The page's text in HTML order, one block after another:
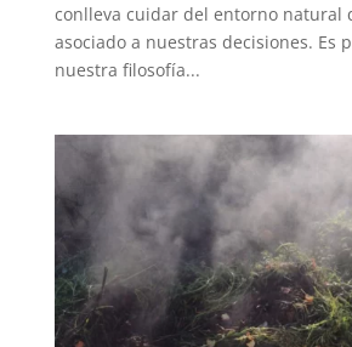
conlleva cuidar del entorno natural
asociado a nuestras decisiones. Es
nuestra filosofía...